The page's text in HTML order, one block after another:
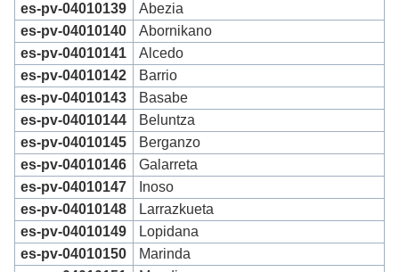
es-pv-04010139
Abezia
es-pv-04010140
Abornikano
es-pv-04010141
Alcedo
es-pv-04010142
Barrio
es-pv-04010143
Basabe
es-pv-04010144
Beluntza
es-pv-04010145
Berganzo
es-pv-04010146
Galarreta
es-pv-04010147
Inoso
es-pv-04010148
Larrazkueta
es-pv-04010149
Lopidana
es-pv-04010150
Marinda